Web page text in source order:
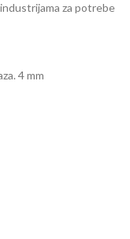
za potrebe
4 mm